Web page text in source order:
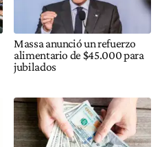
Massa anunció un refuerzo
alimentario de $45.000 para
jubilados